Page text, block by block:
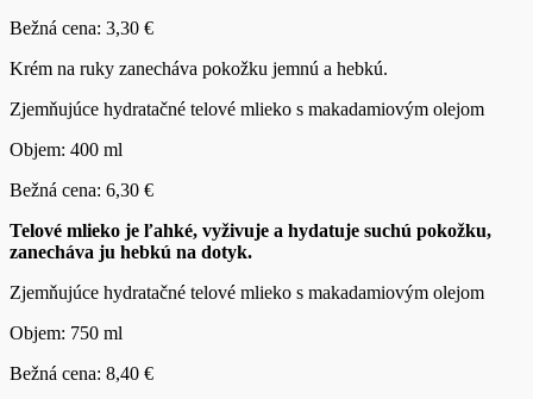
Bežná cena: 3,30 €
Krém na ruky zanecháva pokožku jemnú a hebkú.
Zjemňujúce hydratačné telové mlieko s makadamiovým olejom
Objem: 400 ml
Bežná cena: 6,30 €
Telové mlieko je ľahké, vyživuje a hydatuje suchú pokožku,
zanecháva ju hebkú na dotyk.
Zjemňujúce hydratačné telové mlieko s makadamiovým olejom
Objem: 750 ml
Bežná cena: 8,40 €